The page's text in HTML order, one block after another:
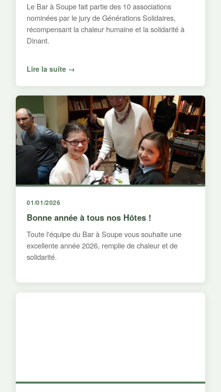
Le Bar à Soupe fait partie des 10 associations
nominées par le jury de Générations Solidaires,
récompensant la chaleur humaine et la solidarité à
Dinant.
Lire la suite →
01/01/2026
Bonne année à tous nos Hôtes !
Toute l'équipe du Bar à Soupe vous souhaite une
excellente année 2026, remplie de chaleur et de
solidarité.